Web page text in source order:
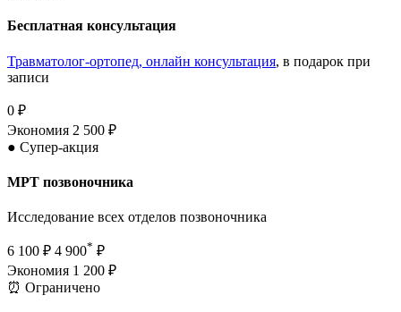
Бесплатная консультация
Травматолог-ортопед, онлайн консультация, в подарок при
записи
0 ₽
Экономия 2 500 ₽
● Супер-акция
МРТ позвоночника
Исследование всех отделов позвоночника
6 100 ₽ 4 900* ₽
Экономия 1 200 ₽
⏰ Ограничено